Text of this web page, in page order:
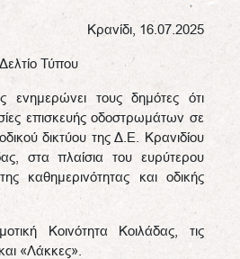
Κρανίδι, 16.07.2025
Δελτίο Τύπου
ενημερώνει τους δημότες ότι
επισκευής οδοστρωμάτων σε
δικτύου της Δ.Ε. Κρανιδίου
στα πλαίσια του ευρύτερου
καθημερινότητας και οδικής
Κοινότητα Κοιλάδας, τις
«Λάκκες».